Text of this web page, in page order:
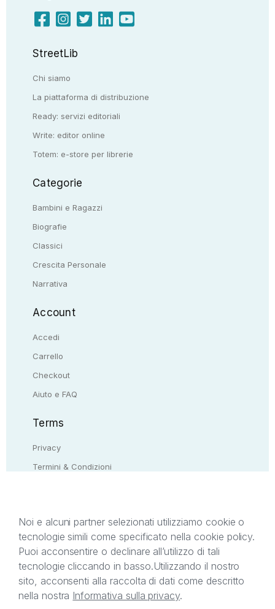
StreetLib
Chi siamo
La piattaforma di distribuzione
Ready: servizi editoriali
Write: editor online
Totem: e-store per librerie
Categorie
Bambini e Ragazzi
Biografie
Classici
Crescita Personale
Narrativa
Account
Accedi
Carrello
Checkout
Aiuto e FAQ
Terms
Privacy
Termini & Condizioni
Il presente sito web è di proprietà di StreetLib S.r.l.
C.F. e P.IVA 05338720963. StreetLib S.r.l. è
titolare di tutti i diritti di proprietà intellettuale
afferenti ai marchi, loghi e segni distintivi presenti
sul sito web. Si invita l’utente a prendere visione
Noi e alcuni partner selezionati utilizziamo cookie o
tecnologie simili come specificato nella cookie policy.
Puoi acconsentire o declinare all’utilizzo di tali
tecnologie cliccando in basso.Utilizzando il nostro
sito, acconsenti alla raccolta di dati come descritto
nella nostra Informativa sulla privacy.